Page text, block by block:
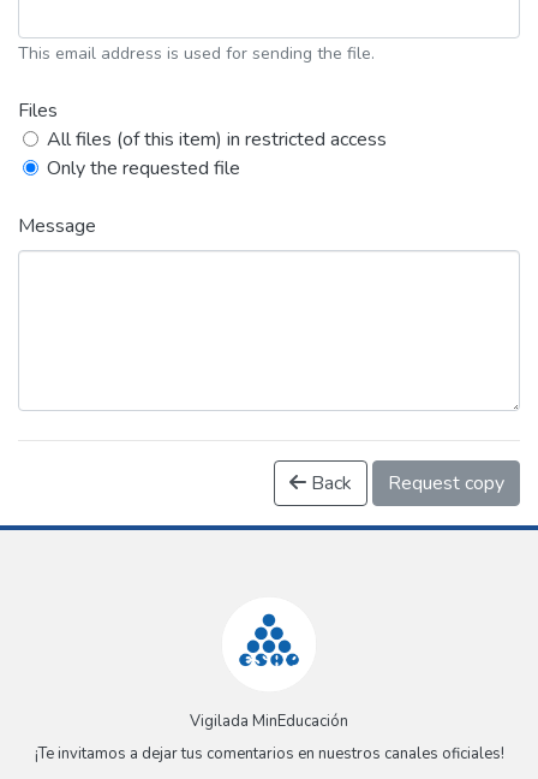
This email address is used for sending the file.
Files
All files (of this item) in restricted access
Only the requested file
Message
Back Request copy
Vigilada MinEducación
¡Te invitamos a dejar tus comentarios en nuestros canales oficiales!